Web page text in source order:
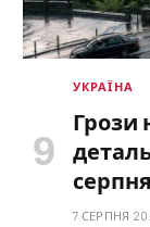
УКРАЇНА
Грози
серпня
7 СЕРПНЯ